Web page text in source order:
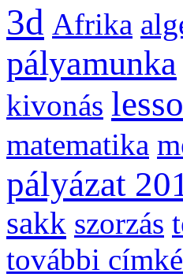
3d Afrika
pályamunka
kivonás
matematika
pályázat
sakk szorzás
további